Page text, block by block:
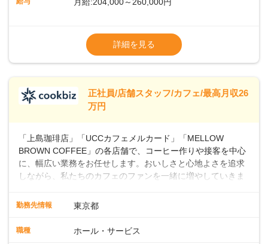
よ♪あなたも、無理なくステップアップできる環境で、少しず
つ成長していきませんか？
ます・東日本エリア：月給21万4000～27万
※経験・スキルを考慮の上、決定します。
※別途、残業代および各種手当あり
※試用期間なし
■店長職： ・西日本／月給26万7500円
万円＋賞与(年3回)・店長職：年収410万円／
詳細を見る
正社員/店舗スタッフ/カフェ/最高月収26
万円
「上島珈琲店」「UCCカフェメルカード」「MELLOW
BROWN COFFEE」の各店舗で、コーヒー作りや接客を中心
に、幅広い業務をお任せします。おいしさと心地よさを追求
しながら、私たちのカフェのファンを一緒に増やしていきま
クの作成お客様のご案内、レジ対応軽食メニューの調理店内
ート体制充実コーヒーの知識から接客マナーまで、先輩スタ
勤務先情報 東京都
職種 ホール・サービス